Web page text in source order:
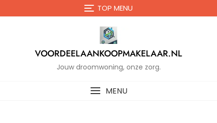
de
TOP MENU
VOORDEELAANKOOPMAKELAAR.NL
Jouw droomwoning, onze zorg.
MENU